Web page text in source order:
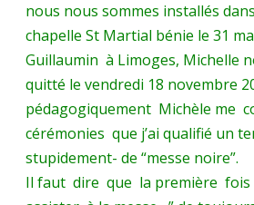
nous nous sommes installés
chapelle St Martial bénie le 31
Guillaumin à Limoges, Michelle
quitté le vendredi 18 novembre
pédagogiquement Michèle me
cérémonies que j’ai qualifié un
stupidement- de “messe noire”.
Il faut dire que la première fois